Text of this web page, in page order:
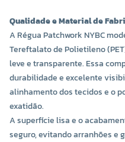
Qualidade e Material de
A Régua Patchwork NYBC
Tereftalato de Polietileno
leve e transparente. Essa
durabilidade e excelente
alinhamento dos tecidos e o
exatidão.
A superfície lisa e o
seguro, evitando arranhões e